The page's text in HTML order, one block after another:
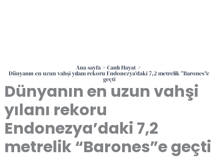
Ana sayfa Canlı Hayat
Dünyanın en uzun vahşi yılanı rekoru Endonezya’daki 7,2 metrelik “Barones”e
geçti
Dünyanın en uzun vahşi
yılanı rekoru
Endonezya’daki 7,2
metrelik “Barones”e geçti